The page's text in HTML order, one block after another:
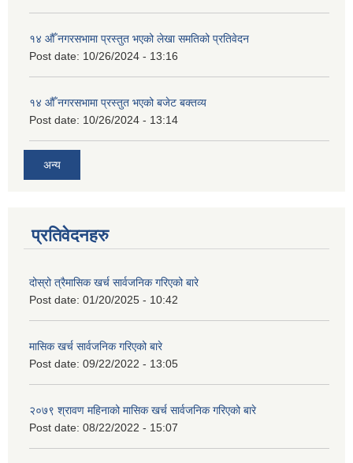
१४ औँ नगरसभामा प्रस्तुत भएको लेखा समतिको प्रतिवेदन
Post date: 10/26/2024 - 13:16
१४ औँ नगरसभामा प्रस्तुत भएको बजेट बक्तव्य
Post date: 10/26/2024 - 13:14
अन्य
प्रतिवेदनहरु
दोस्रो त्रैमासिक खर्च सार्वजनिक गरिएको बारे
Post date: 01/20/2025 - 10:42
मासिक खर्च सार्वजनिक गरिएको बारे
Post date: 09/22/2022 - 13:05
२०७९ श्रावण महिनाको मासिक खर्च सार्वजनिक गरिएको बारे
Post date: 08/22/2022 - 15:07